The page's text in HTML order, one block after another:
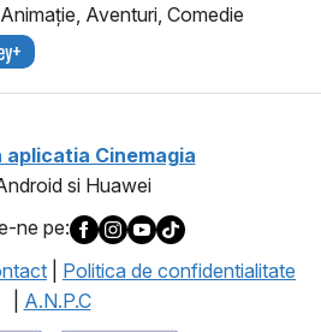
Animaţie, Aventuri, Comedie
aplicatia Cinemagia
si Huawei
ne pe:
Politica de confidentialitate
A.N.P.C